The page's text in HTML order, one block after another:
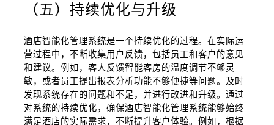
（五）持续优化与升级
酒店智能化管理系统是一个持续优化的过程。在实际运
营过程中，不断收集用户反馈，包括员工和客户的意见
和建议。例如，客人反馈智能客房的温度调节不够灵
敏，或者员工提出报表分析功能不够便捷等问题。及时
发现系统存在的问题和不足，并进行改进和升级。通过
对系统的持续优化，确保酒店智能化管理系统能够始终
满足酒店的实际需求，不断提升客户体验。例如，根据